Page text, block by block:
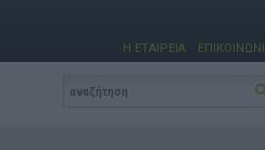
Η ΕΤΑΙΡΕΙΑ